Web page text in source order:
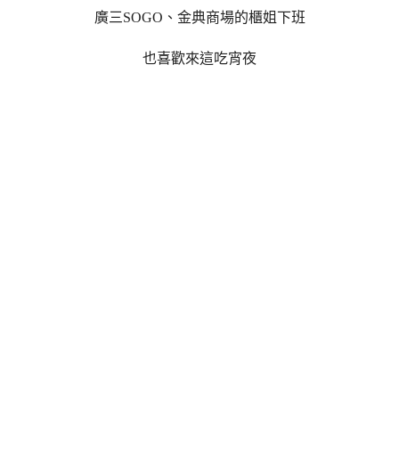
廣三SOGO、金典商場的櫃姐下班
也喜歡來這吃宵夜